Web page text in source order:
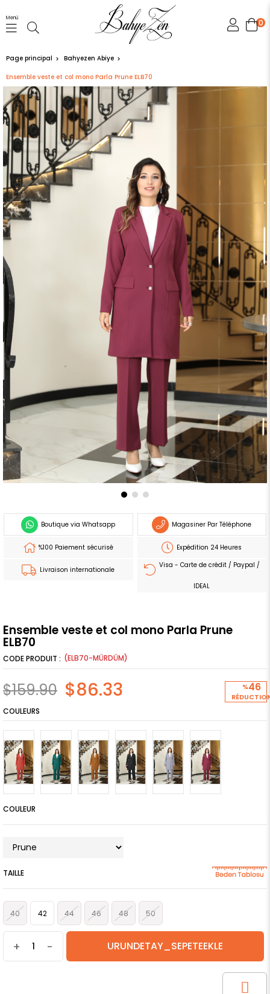
0
Menü
Page principal Bahyezen Abiye
Ensemble veste et col mono Parla Prune ELB70
Boutique via Whatsapp Magasiner Par Téléphone
%100 Paiement sécurisé Expédition 24 Heures
Livraison internationale
Visa - Carte de crédit / Paypal /
IDEAL
Ensemble veste et col mono Parla Prune
ELB70
(ELB70-MÜRDÜM)
%46
$159.90 $86.33
COULEURS
COULEUR
TAILLE
40 42 44 46 48 50
+ -